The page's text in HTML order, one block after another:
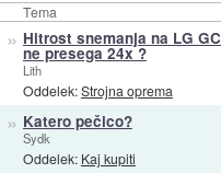
Tema
» Hitrost snemanja na LG
ne presega 24x ?
Lith
Oddelek:Strojna oprema
» Katero pečico?
Sydk
Oddelek: Kaj kupiti